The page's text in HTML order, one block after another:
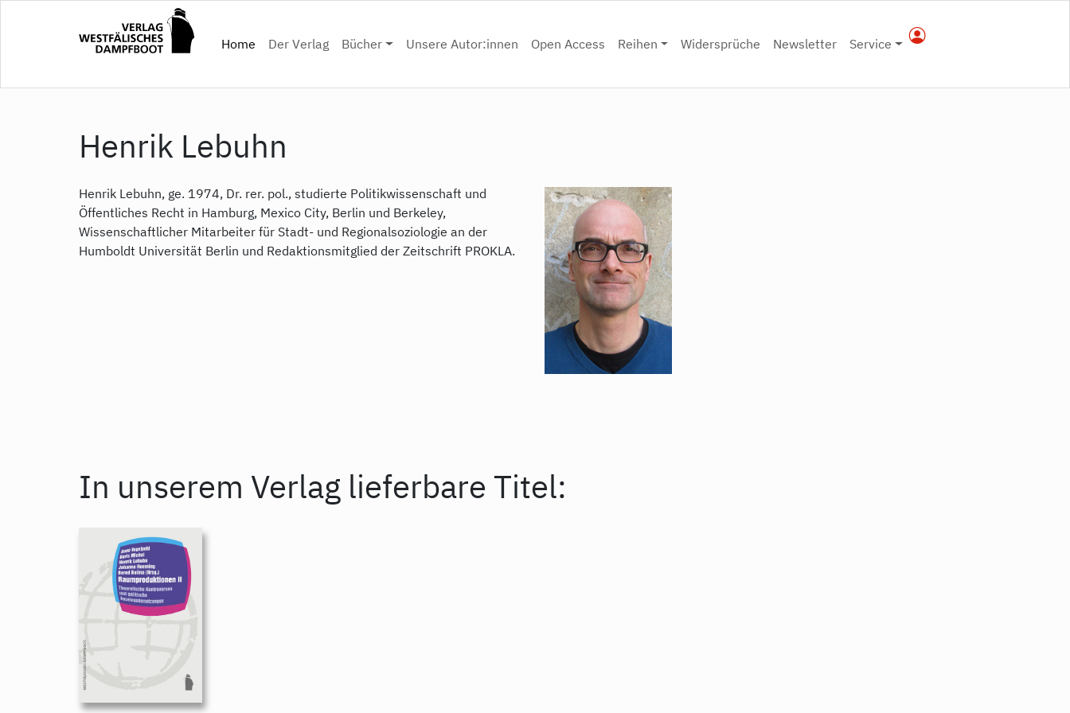
Home(current)
Der Verlag Bücher Unsere Autor:innen Open Access Reihen Widersprüche Newsletter Service
Henrik Lebuhn
Henrik Lebuhn, ge. 1974, Dr. rer. pol., studierte Politikwissenschaft und
Öffentliches Recht in Hamburg, Mexico City, Berlin und Berkeley,
Wissenschaftlicher Mitarbeiter für Stadt- und Regionalsoziologie an der
Humboldt Universität Berlin und Redaktionsmitglied der Zeitschrift PROKLA.
In unserem Verlag lieferbare Titel: